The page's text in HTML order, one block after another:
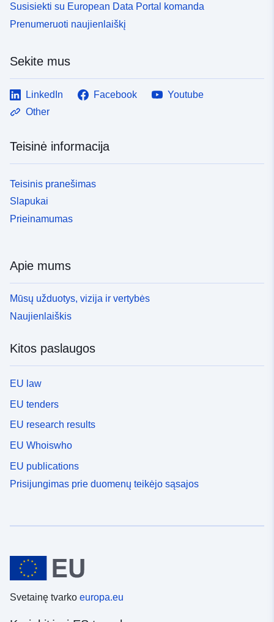
Susisiekti su European Data Portal komanda
Prenumeruoti naujienlaiškį
Sekite mus
LinkedIn Facebook
Youtube
Other
Teisinė informacija
Teisinis pranešimas
Slapukai
Prieinamumas
Apie mums
Mūsų užduotys, vizija ir vertybės
Naujienlaiškis
Kitos paslaugos
EU law
EU tenders
EU research results
EU Whoiswho
EU publications
Prisijungimas prie duomenų teikėjo sąsajos
Svetainę tvarko europa.eu